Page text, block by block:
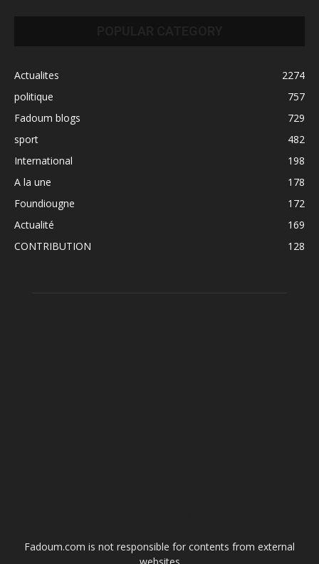
Actualites
2274
politique
757
Fadoum blogs
729
sport
482
International
198
A la une
178
Foundiougne
172
Actualité
169
CONTRIBUTION
128
Fadoum.com is not responsible for contents from external